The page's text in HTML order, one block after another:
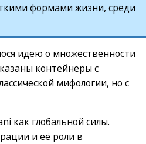
формами жизни, среди
идею о множественности
контейнеры с
мифологии, но с
как глобальной силы.
и её роли в